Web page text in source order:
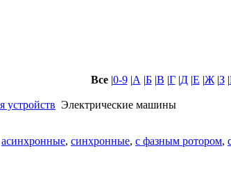
Все|0-9|А |Б|В |Г|Д|Е |Ж|З|
устройств Электрические машины
асинхронные, синхронные, с фазным ротором,